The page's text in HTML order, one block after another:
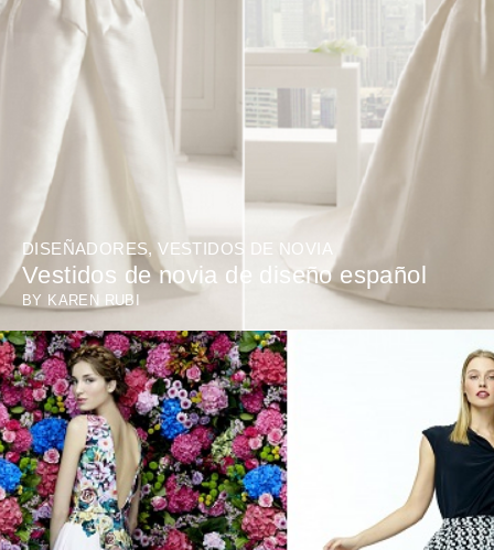
DISEÑADORES,VESTIDOS DE NOVIA
Vestidos de novia de diseño español
BY KAREN RUBI